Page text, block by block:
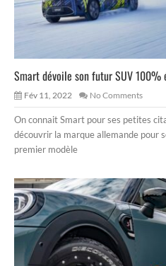
Smart dévoile son futur SUV 100%
Fév 11, 2022 No Comments
On connait Smart pour ses petites
découvrir la marque allemande pour
premier modèle